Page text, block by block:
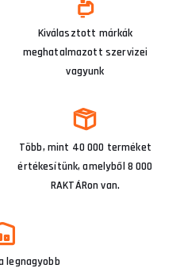
Kiválasztott márkák
meghatalmazott szervizei
vagyunk
Több, mint 40 000 terméket
értékesítünk, amelyből 8 000
RAKTÁRon van.
legnagyobb